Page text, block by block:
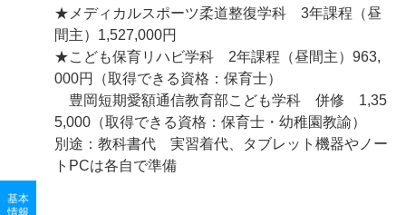
基本
情報
★メディカルスポーツ柔道整復学科 3年課程（昼
間主）1,527,000円
★こども保育リハビ学科 2年課程（昼間主）963,
000円（取得できる資格：保育士）
豊岡短期愛額通信教育部こども学科 併修 1,35
5,000（取得できる資格：保育士・幼稚園教諭）
別途：教科書代 実習着代、タブレット機器やノー
トPCは各自で準備